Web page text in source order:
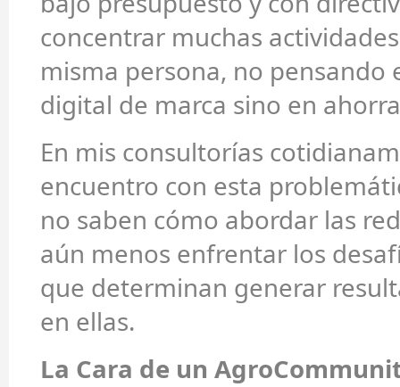
concentrar muchas
misma persona, no pensando
digital de marca sino en
En mis consultorías
encuentro con esta
no saben cómo abordar las
aún menos enfrentar los
que determinan generar
en ellas.
La Cara de un